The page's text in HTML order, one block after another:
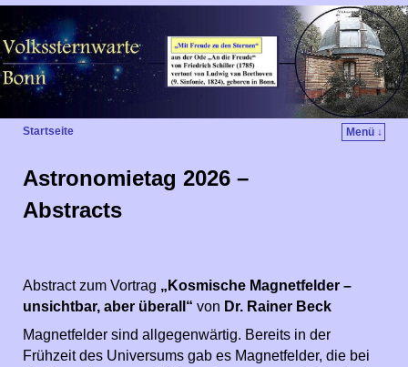
Startseite Menü ↓
Astronomietag 2026 –
Abstracts
Abstract zum Vortrag „Kosmische Magnetfelder –
unsichtbar, aber überall“ von Dr. Rainer Beck
Magnetfelder sind allgegenwärtig. Bereits in der
Frühzeit des Universums gab es Magnetfelder, die bei